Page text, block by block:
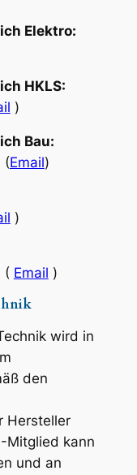
Elektro:
HKLS:
)
Bau:
(Email)
)
( Email )
wird in
den
Hersteller
Mitglied kann
und an